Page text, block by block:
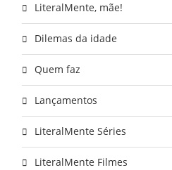
LiteralMente, mãe!
Dilemas da idade
Quem faz
Lançamentos
LiteralMente Séries
LiteralMente Filmes